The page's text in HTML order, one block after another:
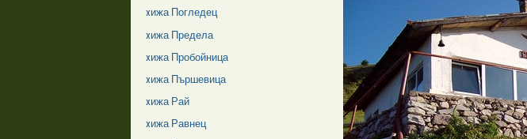
xижа Погледец
xижа Предела
xижа Пробойница
xижа Пършевица
xижа Рай
xижа Равнец